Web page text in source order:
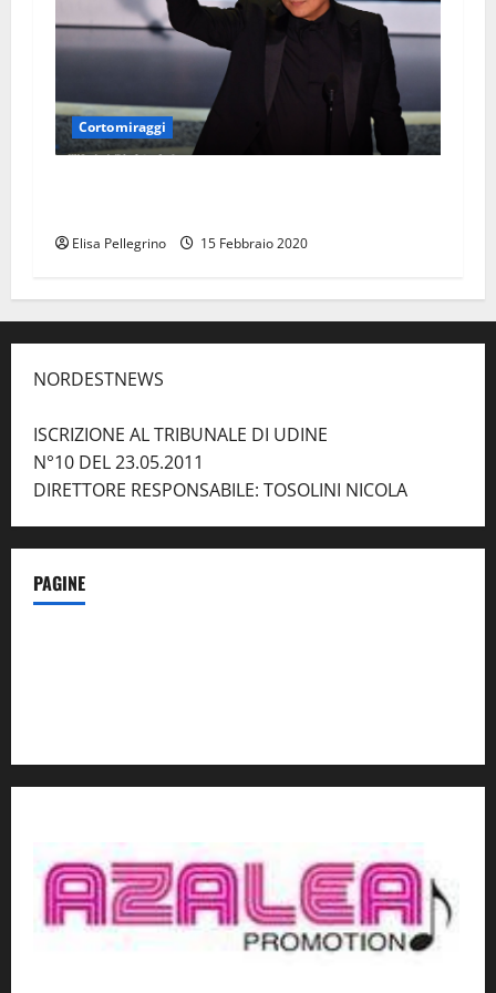
Cortomiraggi
Elisa Pellegrino 15 Febbraio 2020
NORDESTNEWS
ISCRIZIONE AL TRIBUNALE DI UDINE
N°10 DEL 23.05.2011
DIRETTORE RESPONSABILE: TOSOLINI NICOLA
PAGINE